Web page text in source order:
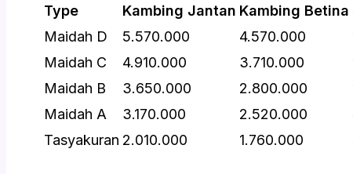
Type Kambing Jantan Kambing Betina
Maidah D
5.570.000 4.570.000
Maidah C
4.910.000 3.710.000
Maidah B
3.650.000 2.800.000
Maidah A
3.170.000 2.520.000
Tasyakuran 2.010.000 1.760.000